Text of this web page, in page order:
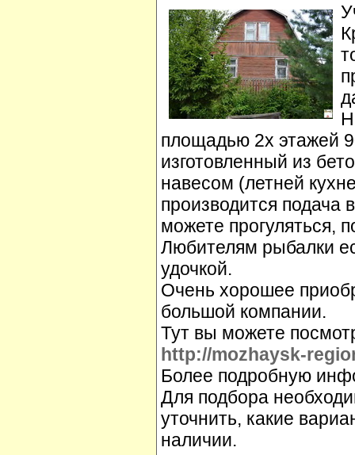
площадью 2х этажей
изготовленный из
навесом (летней
производится подача
можете прогуляться,
Любителям рыбалки
удочкой.
Очень хорошее
большой компании.
Тут вы можете
http://mozhaysk-
Более подробную
Для подбора
уточнить, какие
наличии.